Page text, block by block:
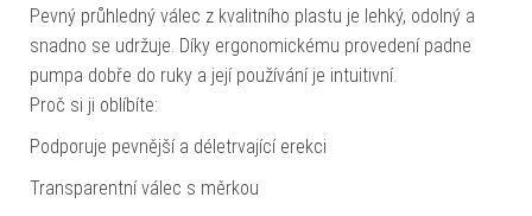
Pevný průhledný válec z kvalitního plastu je lehký, odolný a
snadno se udržuje. Díky ergonomickému provedení padne
pumpa dobře do ruky a její používání je intuitivní.
Proč si ji oblíbíte:
Podporuje pevnější a déletrvající erekci
Transparentní válec s měrkou